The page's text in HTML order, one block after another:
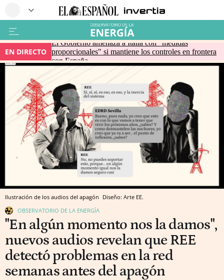
EN DIRECTO
El Gobierno amenaza a Italia con "medidas
proporcionales" si mantiene los controles en frontera
con España
Ilustración de los audios del apagón Diseño: Arte EE.
OBSERVATORIO DE LA ENERGÍA
"En algún momento nos la damos",
nuevos audios revelan que REE
detectó problemas en la red
semanas antes del apagón